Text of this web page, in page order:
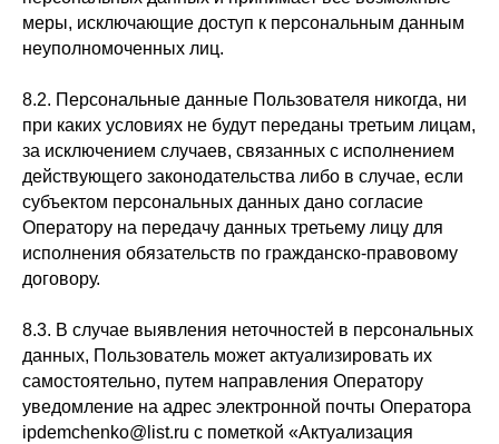
меры, исключающие доступ к персональным данным
неуполномоченных лиц.
8.2. Персональные данные Пользователя никогда, ни
при каких условиях не будут переданы третьим лицам,
за исключением случаев, связанных с исполнением
действующего законодательства либо в случае, если
субъектом персональных данных дано согласие
Оператору на передачу данных третьему лицу для
исполнения обязательств по гражданско-правовому
договору.
8.3. В случае выявления неточностей в персональных
данных, Пользователь может актуализировать их
самостоятельно, путем направления Оператору
уведомление на адрес электронной почты Оператора
ipdemchenko@list.ru с пометкой «Актуализация